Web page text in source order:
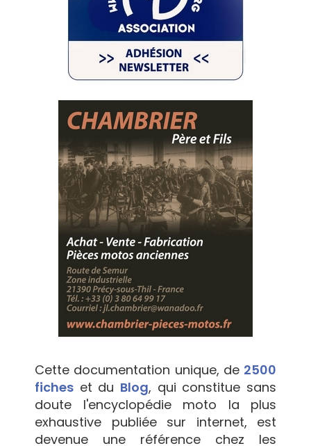
Cette documentation unique, de 2500
fiches et du Blog, qui constitue sans
doute l'encyclopédie moto la plus
exhaustive publiée sur internet, est
devenue une référence chez les